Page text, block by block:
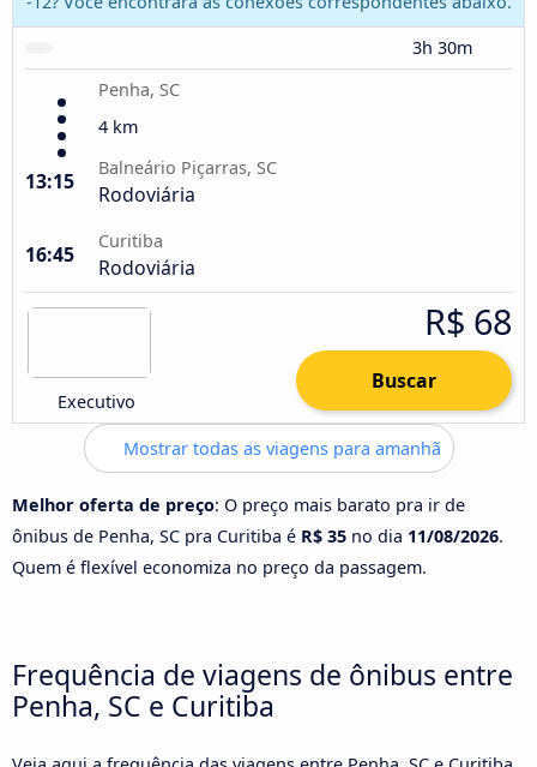
3h 30m
Penha, SC
4 km
13:15
Balneário Piçarras, SC
Rodoviária
16:45
Curitiba
Rodoviária
Executivo
R$ 68
Buscar
Mostrar todas as viagens para amanhã
Melhor oferta de preço: O preço mais barato pra ir de
ônibus de Penha, SC pra Curitiba é R$ 35 no dia 11/08/2026.
Quem é flexível economiza no preço da passagem.
Frequência de viagens de ônibus entre
Penha, SC e Curitiba